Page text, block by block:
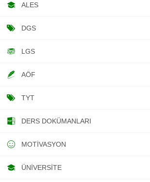
ALES
DGS
LGS
AÖF
TYT
DERS DOKÜMANLARI
MOTIVASYON
ÜNIVERSITE